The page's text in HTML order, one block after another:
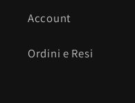
Account
Ordini e Resi